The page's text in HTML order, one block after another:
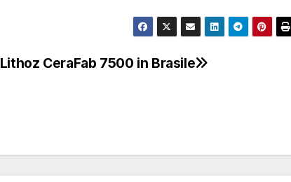
Lithoz CeraFab 7500 in Brasile